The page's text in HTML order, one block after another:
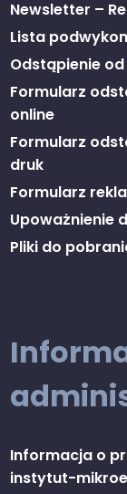
Newsletter –
Lista
Odstąpienie
Formularz
online
Formularz
druk
Formularz
Upoważnienie
Pliki do
Informacja o
instytut-